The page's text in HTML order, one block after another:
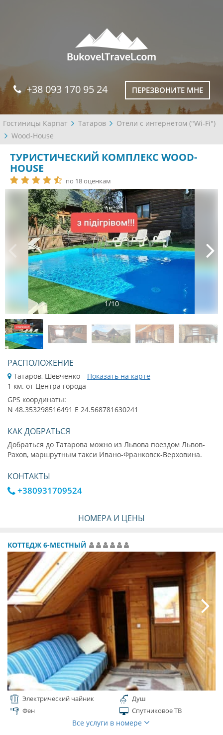
+38 093 170 95 24 ПЕРЕЗВОНИТЕ МНЕ
Гостиницы Карпат Татаров
Отели с интернетом ("Wi-Fi")
Wood-House
ТУРИСТИЧЕСКИЙ КОМПЛЕКС WOOD-
HOUSE
по 18 оценкам
1/10
РАСПОЛОЖЕНИЕ
Татаров, Шевченко
Показать на карте
1 км. от Центра города
GPS координаты:
N 48.353298516491 E 24.568781630241
КАК ДОБРАТЬСЯ
Добраться до Татарова можно из Львова поездом Львов-
Рахов, маршрутным такси Ивано-Франковск-Верховина.
КОНТАКТЫ
+380931709524
НОМЕРА И ЦЕНЫ
КОТТЕДЖ 6-МЕСТНЫЙ
Электрический чайник
Душ
Фен
Спутниковое ТВ
Все услуги в номере